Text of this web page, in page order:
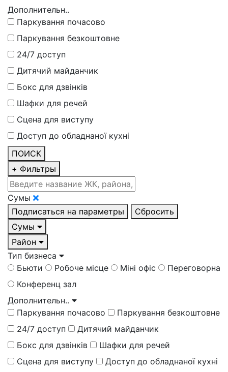
Дополнительн..
Паркування почасово
Паркування безкоштовне
24/7 доступ
Дитячий майданчик
Бокс для дзвінків
Шафки для речей
Сцена для виступу
Доступ до обладнаної кухні
ПОИСК
+ Фильтры
Сумы
Подписаться на параметры
Сбросить
Сумы
Район
Тип бизнеса
Бьюти
Робоче місце Міні офіс
Переговорна
Конференц зал
Дополнительн..
Паркування почасово
Паркування безкоштовне
24/7 доступ
Дитячий майданчик
Бокс для дзвінків
Шафки для речей
Сцена для виступу
Доступ до обладнаної кухні